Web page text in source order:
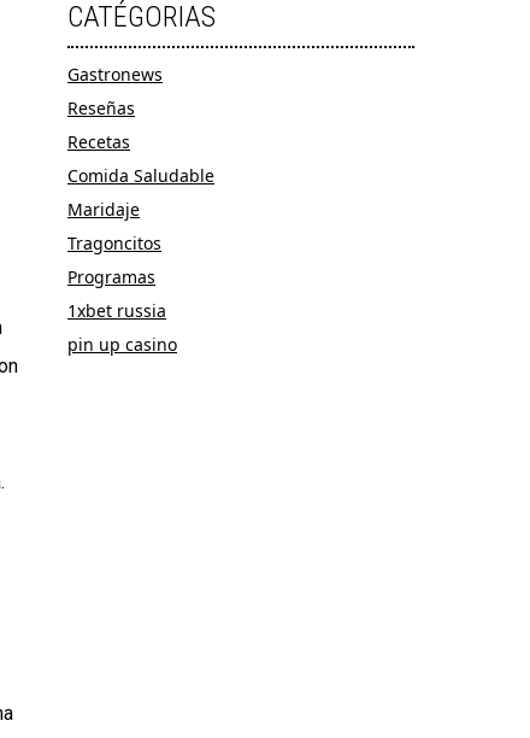
CATÉGORIAS
Gastronews
Reseñas
Recetas
Comida Saludable
Maridaje
Tragoncitos
Programas
1xbet russia
pin up casino